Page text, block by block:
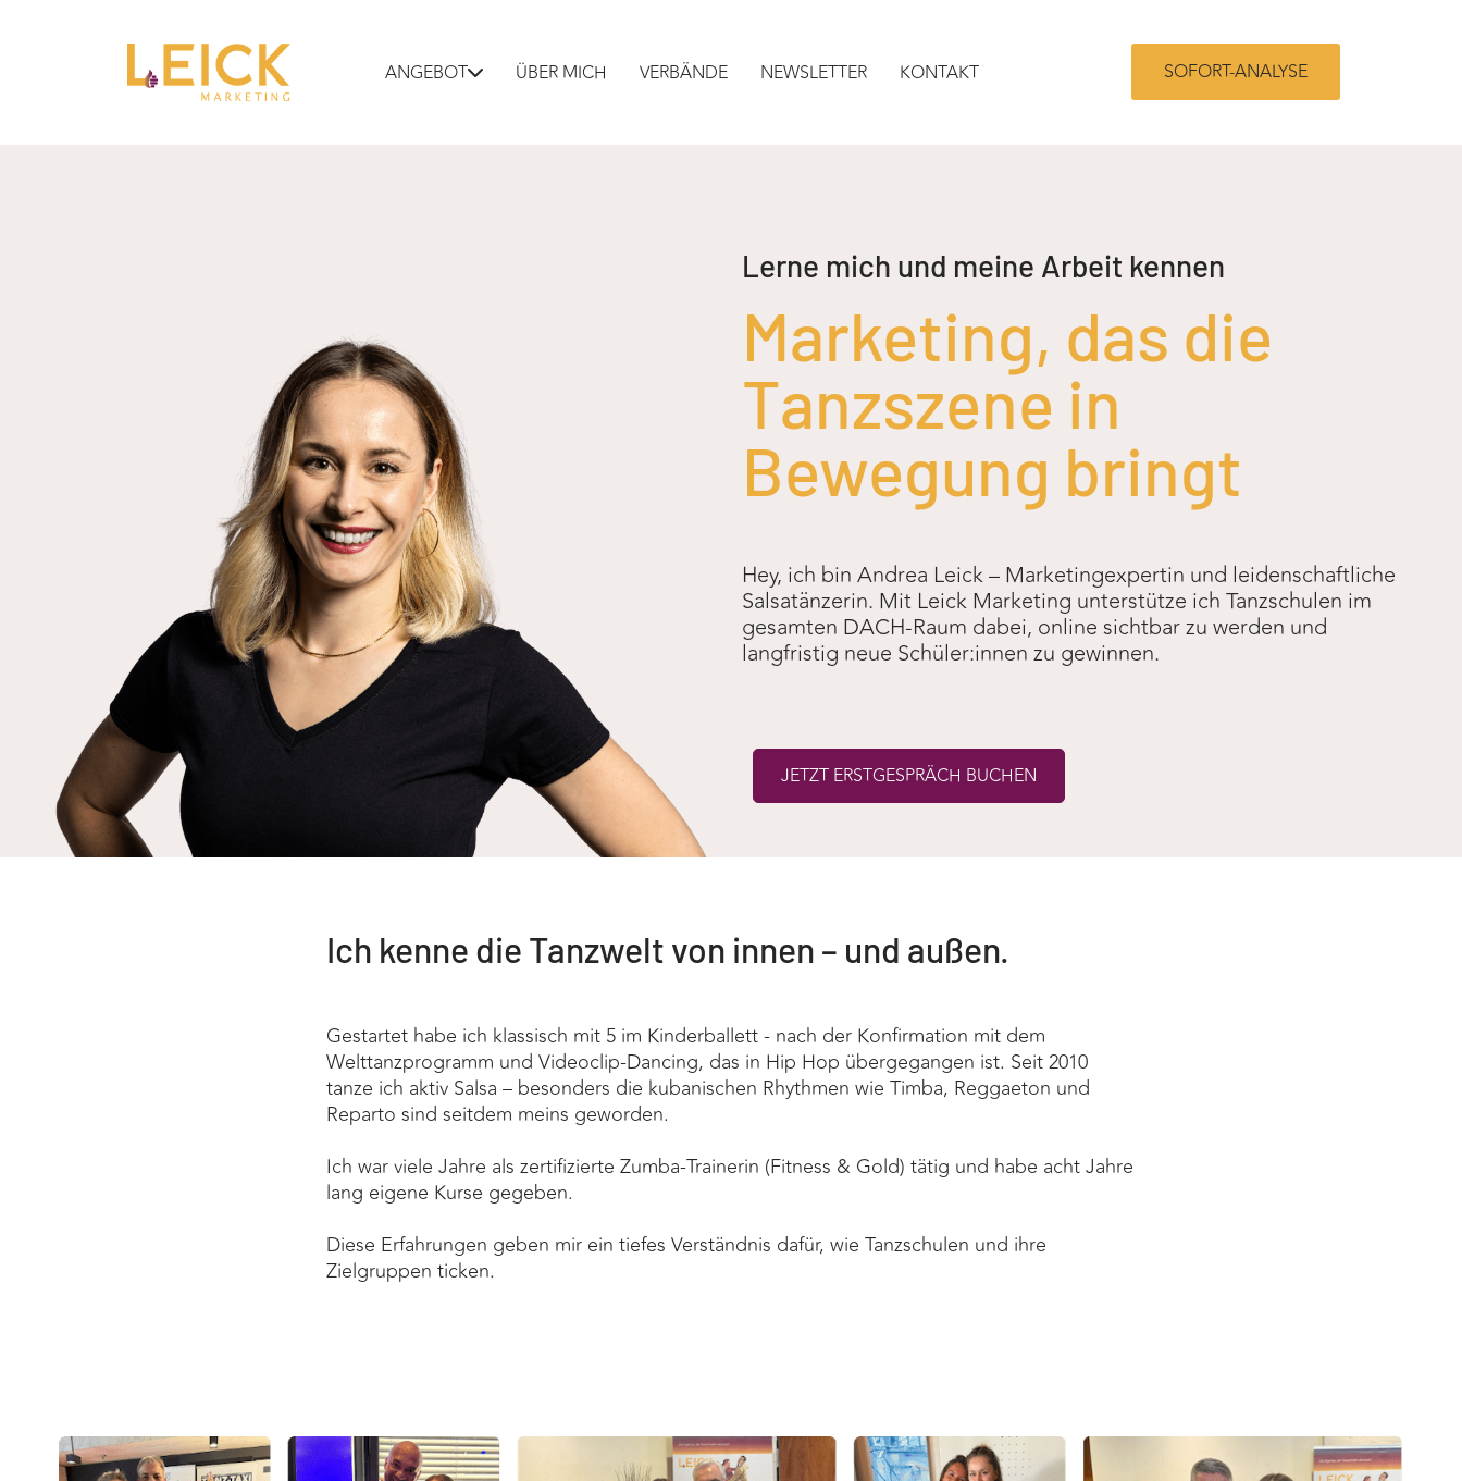
ANGEBOT ÜBER MICH VERBÄNDE NEWSLETTER KONTAKT SOFORT-ANALYSE
Lerne mich und meine Arbeit kennen
Marketing, das die
Tanzszene in
Bewegung bringt
Hey, ich bin Andrea Leick – Marketingexpertin und leidenschaftliche
Salsatänzerin. Mit Leick Marketing unterstütze ich Tanzschulen im
gesamten DACH-Raum dabei, online sichtbar zu werden und
langfristig neue Schüler:innen zu gewinnen.
JETZT ERSTGESPRÄCH BUCHEN
Ich kenne die Tanzwelt von innen – und außen.
Gestartet habe ich klassisch mit 5 im Kinderballett - nach der Konfirmation mit dem
Welttanzprogramm und Videoclip-Dancing, das in Hip Hop übergegangen ist. Seit 2010
tanze ich aktiv Salsa – besonders die kubanischen Rhythmen wie Timba, Reggaeton und
Reparto sind seitdem meins geworden.
Ich war viele Jahre als zertifizierte Zumba-Trainerin (Fitness & Gold) tätig und habe acht Jahre
lang eigene Kurse gegeben.
Diese Erfahrungen geben mir ein tiefes Verständnis dafür, wie Tanzschulen und ihre
Zielgruppen ticken.